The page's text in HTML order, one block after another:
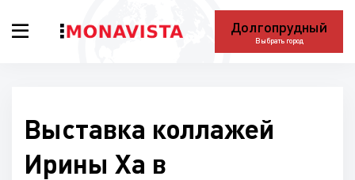
Долгопрудный
Выбрать город
Выставка коллажей
Ирины Ха в